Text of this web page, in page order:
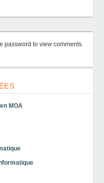
password to view comments.
MOA